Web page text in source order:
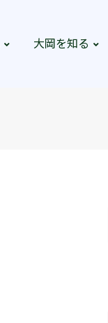
大岡を知る